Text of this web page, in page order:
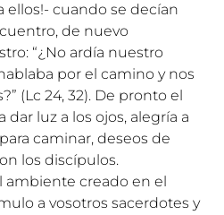
ellos!- cuando se decían
de nuevo
“¿No ardía nuestro
por el camino y nos
(Lc 24, 32). De pronto el
dar luz a los ojos, alegría a
caminar, deseos de
los discípulos.
ambiente creado en el
a vosotros sacerdotes y